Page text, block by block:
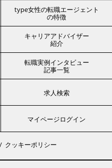
type女性の転職エージェント
の特徴
キャリアアドバイザー
紹介
転職実例インタビュー
記事一覧
求人検索
マイページログイン
クッキーポリシー